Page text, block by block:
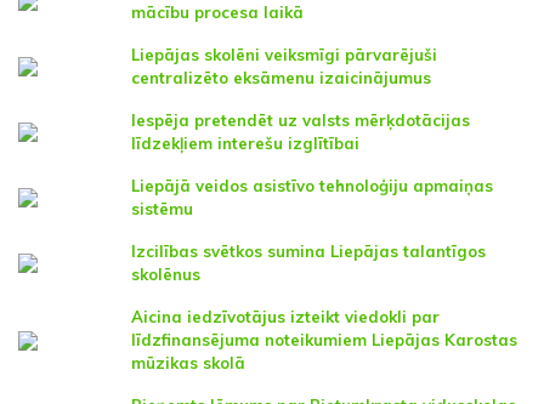
mācību procesa laikā
Liepājas skolēni veiksmīgi pārvarējuši
centralizēto eksāmenu izaicinājumus
Iespēja pretendēt uz valsts mērķdotācijas
līdzekļiem interešu izglītībai
Liepājā veidos asistīvo tehnoloģiju apmaiņas
sistēmu
Izcilības svētkos sumina Liepājas talantīgos
skolēnus
Aicina iedzīvotājus izteikt viedokli par
līdzfinansējuma noteikumiem Liepājas Karostas
mūzikas skolā